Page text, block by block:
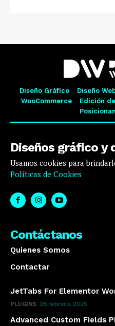
Diseño Gráfico Diseño
WooCommerce
Edición
Diseños gráfico y
Usamos cookies para
Políticas de Cookies
Contáctanos
Quienes Somos
Contactar
JetTabs For Elementor
PLUGINS 28 febrero, 2025
Advanced Custom Fields